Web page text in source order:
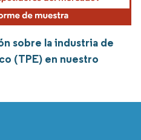
sobre la industria de
(TPE) en nuestro